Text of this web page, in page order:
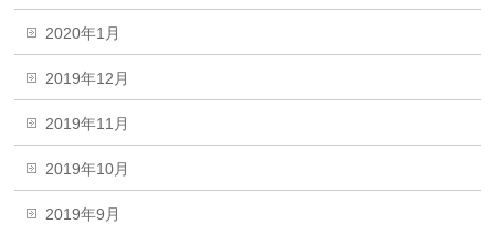
2020年1月
2019年12月
2019年11月
2019年10月
2019年9月